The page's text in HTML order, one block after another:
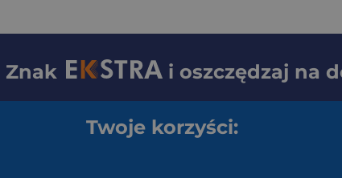
Znak i oszczędzaj na
Twoje korzyści: